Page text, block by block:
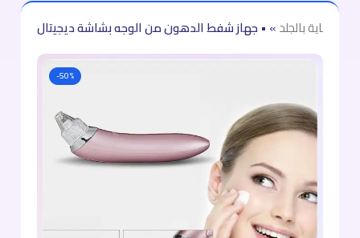
العناية بالجلد» • جهاز شفط الدهون من الوجه بشاشة ديجيتال
-50%